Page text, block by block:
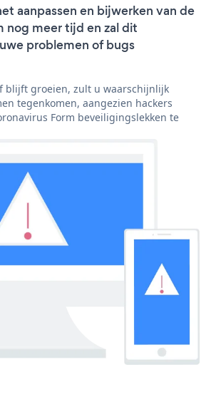
aanpassen en bijwerken van de
nog meer tijd en zal dit
problemen of bugs
blijft groeien, zult u waarschijnlijk
tegenkomen, aangezien hackers
Form beveiligingslekken te